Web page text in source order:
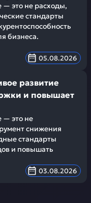
— это не расходы,
стандарты
бизнеса.
05.08.2026
развитие
и повышает
— это не
снижения
стандарты
и повышать
03.08.2026